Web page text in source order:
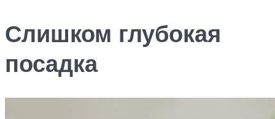
Слишком глубокая
посадка